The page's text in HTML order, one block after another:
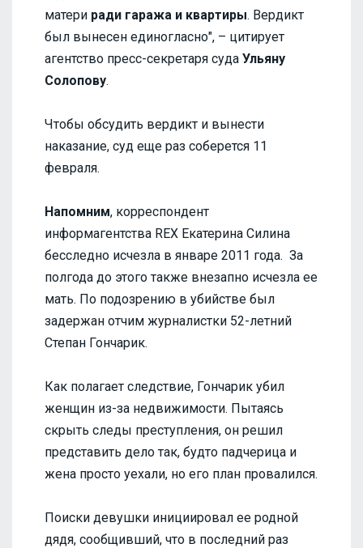
матери ради гаража и квартиры. Вердикт
был вынесен единогласно", – цитирует
агентство пресс-секретаря суда Ульяну
Солопову.
Чтобы обсудить вердикт и вынести
наказание, суд еще раз соберется 11
февраля.
Напомним, корреспондент
информагентства REX Екатерина Силина
бесследно исчезла в январе 2011 года. За
полгода до этого также внезапно исчезла ее
мать. По подозрению в убийстве был
задержан отчим журналистки 52-летний
Степан Гончарик.
Как полагает следствие, Гончарик убил
женщин из-за недвижимости. Пытаясь
скрыть следы преступления, он решил
представить дело так, будто падчерица и
жена просто уехали, но его план провалился.
Поиски девушки инициировал ее родной
дядя, сообщивший, что в последний раз